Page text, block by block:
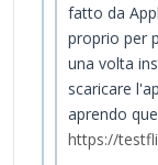
fatto da
proprio per
una volta
scaricare
aprendo
https://